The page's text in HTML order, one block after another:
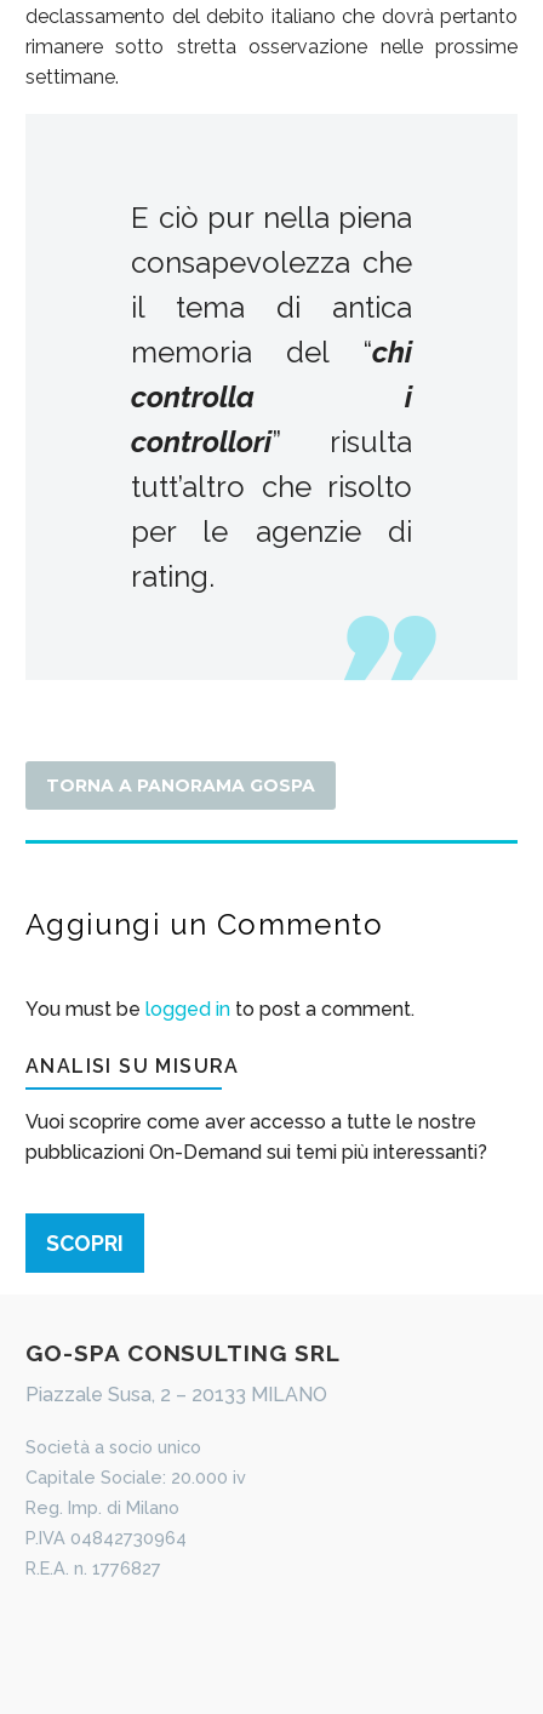
declassamento del debito italiano che dovrà pertanto
rimanere sotto stretta osservazione nelle prossime
settimane.
E ciò pur nella piena
consapevolezza che
il tema di antica
memoria del “chi
controlla i
controllori” risulta
tutt’altro che risolto
per le agenzie di
rating.
TORNA A PANORAMA GOSPA
Aggiungi un Commento
You must be logged in to post a comment.
ANALISI SU MISURA
Vuoi scoprire come aver accesso a tutte le nostre
pubblicazioni On-Demand sui temi più interessanti?
SCOPRI
​GO-​​SPA CONSULTING SRL
Piazzale Susa, 2 – 20133 MILANO
​Società a socio unico
Capitale Sociale: 20.000 iv
Reg. Imp. di Milano
P.IVA 04842730964
R.E.A. n. 1776827